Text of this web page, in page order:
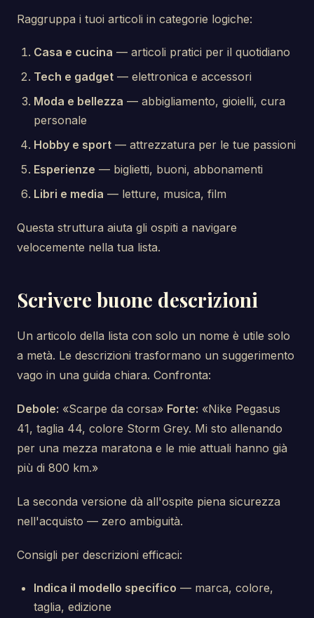
Raggruppa i tuoi articoli in categorie logiche:
Casa e cucina — articoli pratici per il quotidiano
Tech e gadget — elettronica e accessori
Moda e bellezza — abbigliamento, gioielli, cura
personale
Hobby e sport — attrezzatura per le tue passioni
Esperienze — biglietti, buoni, abbonamenti
Libri e media — letture, musica, film
Questa struttura aiuta gli ospiti a navigare
velocemente nella tua lista.
Scrivere buone descrizioni
Un articolo della lista con solo un nome è utile solo
a metà. Le descrizioni trasformano un suggerimento
vago in una guida chiara. Confronta:
Debole: «Scarpe da corsa» Forte: «Nike Pegasus
41, taglia 44, colore Storm Grey. Mi sto allenando
per una mezza maratona e le mie attuali hanno già
più di 800 km.»
La seconda versione dà all'ospite piena sicurezza
nell'acquisto — zero ambiguità.
Consigli per descrizioni efficaci:
Indica il modello specifico — marca, colore,
taglia, edizione